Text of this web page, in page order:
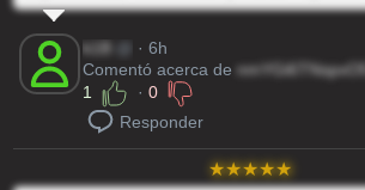
· 6h
Comentó acerca de nmYGi6TNspxO5
1
·0
Responder